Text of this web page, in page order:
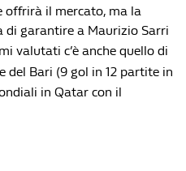
offrirà il mercato, ma la
di garantire a Maurizio Sarri
valutati c’è anche quello di
del Bari (9 gol in 12 partite in
in Qatar con il